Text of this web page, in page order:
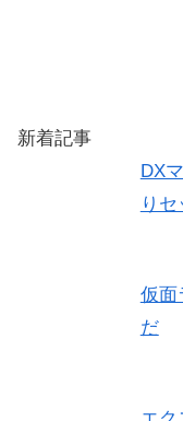
新着記事
DX
り
仮面
だ